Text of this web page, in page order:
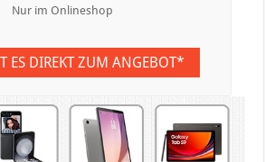
Nur im Onlineshop
ES DIREKT ZUM ANGEBOT*